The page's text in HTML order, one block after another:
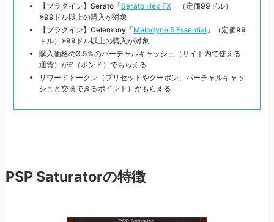
【プラグイン】Serato「Serato Hex FX」（定価99ドル）
※99ドル以上の購入が対象
【プラグイン】Celemony「Melodyne 5 Essential」（定価99
ドル）※99ドル以上の購入が対象
購入価格の3.5％のバーチャルキャッシュ（サイト内で使える
通貨）が£（ポンド）でもらえる
リワードトークン（プリセットやクーポン、バーチャルキャッ
シュと交換できるポイント）がもらえる
PSP Saturatorの特徴